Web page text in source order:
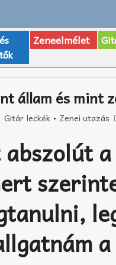
Zeneelmélet
állam és mint
Gitár leckék• Zenei utazás